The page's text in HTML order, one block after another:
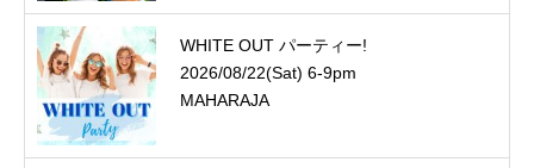
WHITE OUT パーティー!
2026/08/22(Sat) 6-9pm
MAHARAJA